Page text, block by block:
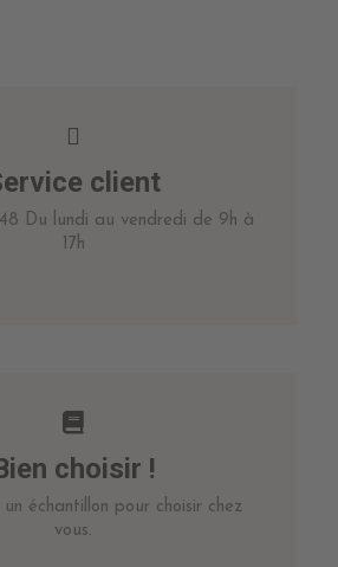
client
Du lundi au vendredi de 9h à
17h
choisir !
un échantillon pour choisir chez
vous.